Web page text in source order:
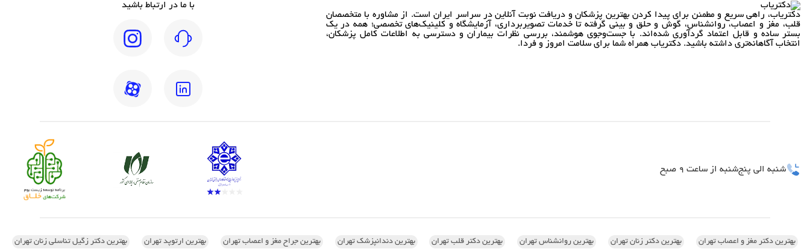
دکتریاب، راهی سریع و مطمئن برای پیدا کردن بهترین پزشکان و دریافت نوبت آنلاین در سراسر ایران است. از مشاوره با متخصصان
قلب، مغز و اعصاب، روانشناس، گوش و حلق و بینی گرفته تا خدمات تصویربرداری، آزمایشگاه و کلینیک‌های تخصصی؛ همه در یک
بستر ساده و قابل اعتماد گردآوری شده‌اند. با جست‌وجوی هوشمند، بررسی نظرات بیماران و دسترسی به اطلاعات کامل پزشکان،
انتخاب آگاهانه‌تری داشته باشید. دکتریاب همراه شما برای سلامت امروز و فردا.
با ما در ارتباط باشید
شنبه الی پنج‌شنبه از ساعت 9 صبح
بهترین دکتر مغز و اعصاب تهران بهترین دکتر زنان تهران بهترین روانشناس تهران بهترین دکتر قلب تهران بهترین دندانپزشک تهران بهترین جراح مغز و اعصاب تهران بهترین ارتوپد تهران بهترین دکتر زگیل تناسلی زنان تهران